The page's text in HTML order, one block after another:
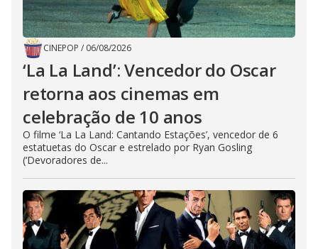
CINEPOP / 06/08/2026
‘La La Land’: Vencedor do Oscar
retorna aos cinemas em
celebração de 10 anos
O filme ‘La La Land: Cantando Estações’, vencedor de 6
estatuetas do Oscar e estrelado por Ryan Gosling
(‘Devoradores de...